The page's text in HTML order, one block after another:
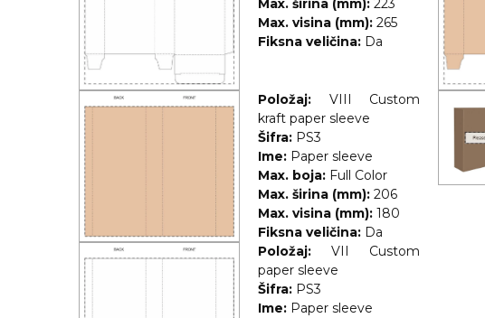
Max. širina (mm): 223
Max. visina (mm): 265
Fiksna veličina: Da
Položaj:
VIII Custom
kraft paper sleeve
Šifra: PS3
Ime: Paper sleeve
Max. boja: Full Color
Max. širina (mm): 206
Max. visina (mm): 180
Fiksna veličina: Da
Položaj:
VII Custom
paper sleeve
Šifra: PS3
Ime: Paper sleeve